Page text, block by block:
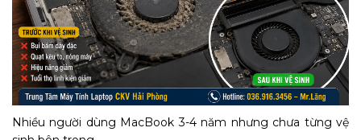
Nhiều người dùng MacBook 3-4 năm nhưng chưa từng vệ